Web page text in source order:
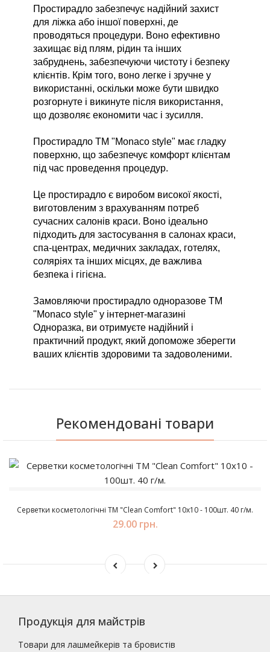
Простирадло забезпечує надійний захист
для ліжка або іншої поверхні, де
проводяться процедури. Воно ефективно
захищає від плям, рідин та інших
забруднень, забезпечуючи чистоту і безпеку
клієнтів. Крім того, воно легке і зручне у
використанні, оскільки може бути швидко
розгорнуте і викинуте після використання,
що дозволяє економити час і зусилля.
Простирадло ТМ "Monaco style" має гладку
поверхню, що забезпечує комфорт клієнтам
під час проведення процедур.
Це простирадло є виробом високої якості,
виготовленим з врахуванням потреб
сучасних салонів краси. Воно ідеально
підходить для застосування в салонах краси,
спа-центрах, медичних закладах, готелях,
соляріях та інших місцях, де важлива
безпека і гігієна.
Замовляючи простирадло одноразове ТМ
"Monaco style" у інтернет-магазині
Одноразка, ви отримуєте надійний і
практичний продукт, який допоможе зберегти
ваших клієнтів здоровими та задоволеними.
Рекомендовані товари
Серветки косметологічні ТМ "Clean Comfort" 10х10 - 100шт. 40 г/м.
29.00 грн.
Продукція для майстрів
Товари для лашмейкерів та бровистів